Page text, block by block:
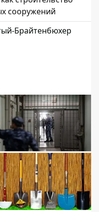
сооружений
Брайтенбюхер